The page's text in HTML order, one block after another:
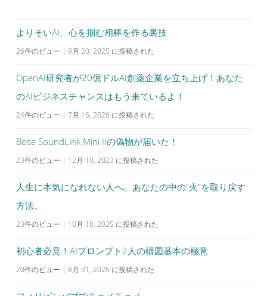
シ
ョ
よりそいAI、心を掴む相棒を作る裏技
26件のビュー | 9月 20, 2025 に投稿された
OpenAI研究者が20億ドルAI創薬企業を立ち上げ！あなた
のAIビジネスチャンスはもう来ているよ！
24件のビュー | 7月 16, 2026 に投稿された
Bose SoundLink Mini IIの偽物が届いた！
23件のビュー | 12月 10, 2023 に投稿された
人生に本気になれない人へ。あなたの中の“火”を取り戻す
方法。
23件のビュー | 10月 10, 2025 に投稿された
初心者必見！AIプロンプト2人の構図基本の極意
20件のビュー | 8月 31, 2025 に投稿された